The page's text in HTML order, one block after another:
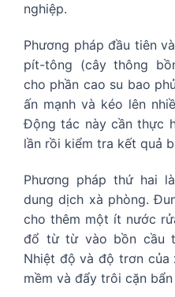
nghiệp.
Phương pháp đầu tiên
pít-tông (cây thông
cho phần cao su bao
ấn mạnh và kéo lên
Động tác này cần thực
lần rồi kiểm tra kết quả
Phương pháp thứ hai
dung dịch xà phòng.
cho thêm một ít nước
đổ từ từ vào bồn cầu
Nhiệt độ và độ trơn của
mềm và đẩy trôi cặn